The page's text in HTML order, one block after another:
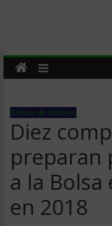
Bolsas de Valores
Diez
preparan
a la Bolsa
en 2018